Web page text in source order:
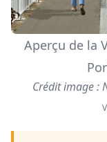
Aperçu de la
Crédit image :